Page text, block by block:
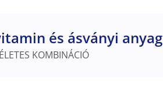
és ásványi anyag
KOMBINÁCIÓ